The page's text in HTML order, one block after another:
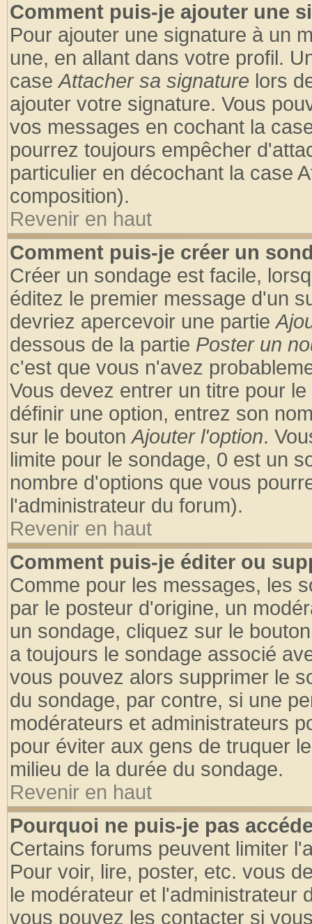
Comment puis-je ajouter une
Pour ajouter une signature à un
une, en allant dans votre profil.
caseAttacher sa signature lors
ajouter votre signature. Vous
vos messages en cochant la
pourrez toujours empêcher
particulier en décochant la case
composition).
Revenir en haut
Comment puis-je créer un
Créer un sondage est facile,
éditez le premier message d'un
devriez apercevoir une partie
dessous de la partie Poster un
c'est que vous n'avez
Vous devez entrer un titre pour
définir une option, entrez son
sur le boutonAjouter l'option.
limite pour le sondage, 0 est un
nombre d'options que vous
l'administrateur du forum).
Revenir en haut
Comment puis-je éditer ou
Comme pour les messages, les
par le posteur d'origine, un
un sondage, cliquez sur le
a toujours le sondage associé
vous pouvez alors supprimer le
du sondage, par contre, si une
modérateurs et administrateurs
pour éviter aux gens de truquer
milieu de la durée du sondage.
Revenir en haut
Pourquoi ne puis-je pas
Certains forums peuvent limiter
Pour voir, lire, poster, etc. vous
le modérateur et l'administrateur
vous pouvez les contacter si